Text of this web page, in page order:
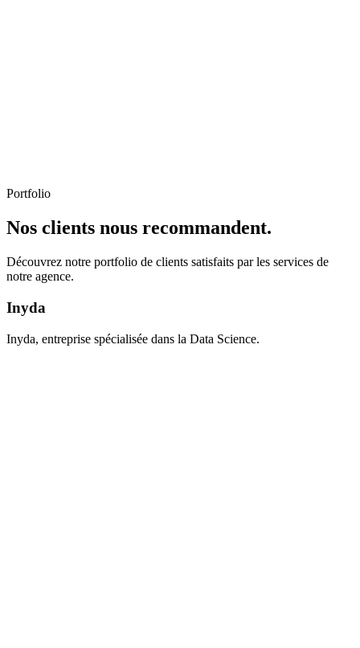
Portfolio
Nos clients nous recommandent.
Découvrez notre portfolio de clients satisfaits par les services de
notre agence.
Inyda
Inyda, entreprise spécialisée dans la Data Science.